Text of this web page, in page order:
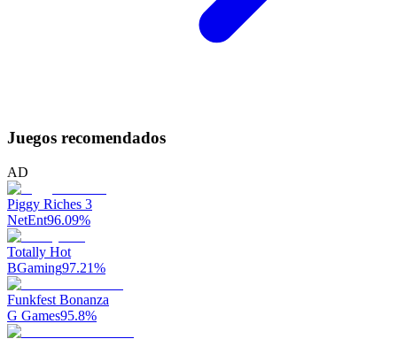
Juegos recomendados
AD
Piggy Riches 3
NetEnt96.09%
Totally Hot
BGaming97.21%
Funkfest Bonanza
G Games95.8%